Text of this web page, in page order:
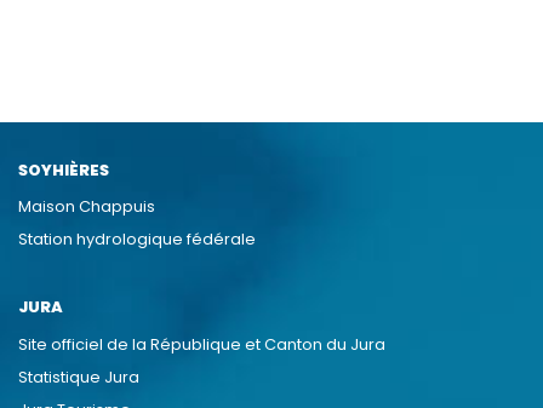
SOYHIÈRES
Maison Chappuis
Station hydrologique fédérale
JURA
Site officiel de la République et Canton du Jura
Statistique Jura